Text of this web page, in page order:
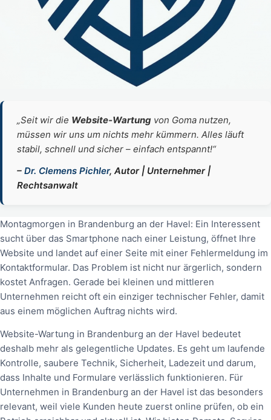
„Seit wir die Website‑Wartung von Goma nutzen,
müssen wir uns um nichts mehr kümmern. Alles läuft
stabil, schnell und sicher – einfach entspannt!“
– Dr. Clemens Pichler, Autor | Unternehmer |
Rechtsanwalt
Montagmorgen in Brandenburg an der Havel: Ein Interessent
sucht über das Smartphone nach einer Leistung, öffnet Ihre
Website und landet auf einer Seite mit einer Fehlermeldung im
Kontaktformular. Das Problem ist nicht nur ärgerlich, sondern
kostet Anfragen. Gerade bei kleinen und mittleren
Unternehmen reicht oft ein einziger technischer Fehler, damit
aus einem möglichen Auftrag nichts wird.
Website-Wartung in Brandenburg an der Havel bedeutet
deshalb mehr als gelegentliche Updates. Es geht um laufende
Kontrolle, saubere Technik, Sicherheit, Ladezeit und darum,
dass Inhalte und Formulare verlässlich funktionieren. Für
Unternehmen in Brandenburg an der Havel ist das besonders
relevant, weil viele Kunden heute zuerst online prüfen, ob ein